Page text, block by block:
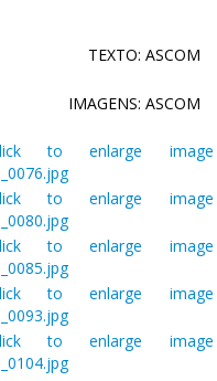
TEXTO: ASCOM
IMAGENS: ASCOM